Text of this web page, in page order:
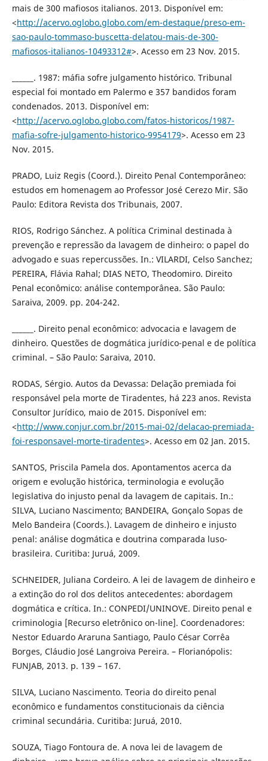
mais de 300 mafiosos italianos. 2013. Disponível em:
<http://acervo.oglobo.globo.com/em-destaque/preso-em-
sao-paulo-tommaso-buscetta-delatou-mais-de-300-
mafiosos-italianos-10493312#>. Acesso em 23 Nov. 2015.
______. 1987: máfia sofre julgamento histórico. Tribunal
especial foi montado em Palermo e 357 bandidos foram
condenados. 2013. Disponível em:
<http://acervo.oglobo.globo.com/fatos-historicos/1987-
mafia-sofre-julgamento-historico-9954179>. Acesso em 23
Nov. 2015.
PRADO, Luiz Regis (Coord.). Direito Penal Contemporâneo:
estudos em homenagem ao Professor José Cerezo Mir. São
Paulo: Editora Revista dos Tribunais, 2007.
RIOS, Rodrigo Sánchez. A política Criminal destinada à
prevenção e repressão da lavagem de dinheiro: o papel do
advogado e suas repercussões. In.: VILARDI, Celso Sanchez;
PEREIRA, Flávia Rahal; DIAS NETO, Theodomiro. Direito
Penal econômico: análise contemporânea. São Paulo:
Saraiva, 2009. pp. 204-242.
______. Direito penal econômico: advocacia e lavagem de
dinheiro. Questões de dogmática jurídico-penal e de política
criminal. – São Paulo: Saraiva, 2010.
RODAS, Sérgio. Autos da Devassa: Delação premiada foi
responsável pela morte de Tiradentes, há 223 anos. Revista
Consultor Jurídico, maio de 2015. Disponível em:
<http://www.conjur.com.br/2015-mai-02/delacao-premiada-
foi-responsavel-morte-tiradentes>. Acesso em 02 Jan. 2015.
SANTOS, Priscila Pamela dos. Apontamentos acerca da
origem e evolução histórica, terminologia e evolução
legislativa do injusto penal da lavagem de capitais. In.:
SILVA, Luciano Nascimento; BANDEIRA, Gonçalo Sopas de
Melo Bandeira (Coords.). Lavagem de dinheiro e injusto
penal: análise dogmática e doutrina comparada luso-
brasileira. Curitiba: Juruá, 2009.
SCHNEIDER, Juliana Cordeiro. A lei de lavagem de dinheiro e
a extinção do rol dos delitos antecedentes: abordagem
dogmática e crítica. In.: CONPEDI/UNINOVE. Direito penal e
criminologia [Recurso eletrônico on-line]. Coordenadores:
Nestor Eduardo Araruna Santiago, Paulo César Corrêa
Borges, Cláudio José Langroiva Pereira. – Florianópolis:
FUNJAB, 2013. p. 139 – 167.
SILVA, Luciano Nascimento. Teoria do direito penal
econômico e fundamentos constitucionais da ciência
criminal secundária. Curitiba: Juruá, 2010.
SOUZA, Tiago Fontoura de. A nova lei de lavagem de